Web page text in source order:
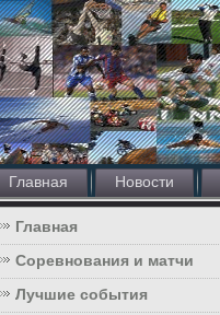
Главная Новости
Главная
Соревнования и матчи
Лучшие события